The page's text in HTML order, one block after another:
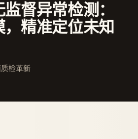
督异常检测：
精准定位未知
检革新